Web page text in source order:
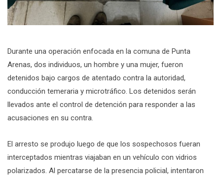
Durante una operación enfocada en la comuna de Punta
Arenas, dos individuos, un hombre y una mujer, fueron
detenidos bajo cargos de atentado contra la autoridad,
conducción temeraria y microtráfico. Los detenidos serán
llevados ante el control de detención para responder a las
acusaciones en su contra.
El arresto se produjo luego de que los sospechosos fueran
interceptados mientras viajaban en un vehículo con vidrios
polarizados. Al percatarse de la presencia policial, intentaron